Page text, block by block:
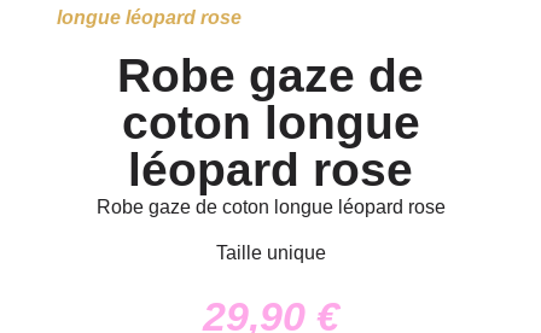
longue léopard rose
Robe gaze de
coton longue
léopard rose
Robe gaze de coton longue léopard rose
Taille unique
29,90 €